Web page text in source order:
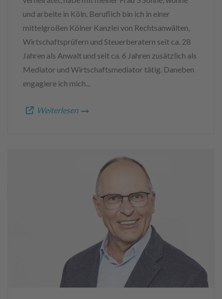
und arbeite in Köln. Beruflich bin ich in einer
mittelgroßen Kölner Kanzlei von Rechtsanwälten,
Wirtschaftsprüfern und Steuerberatern seit ca. 28
Jahren als Anwalt und seit ca. 6 Jahren zusätzlich als
Mediator und Wirtschaftsmediator tätig. Daneben
engagiere ich mich...
Weiterlesen